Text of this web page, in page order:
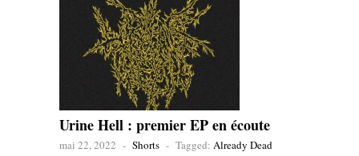
Urine Hell : premier EP en écoute
mai 22, 2022 - Shorts - Tagged: Already Dead